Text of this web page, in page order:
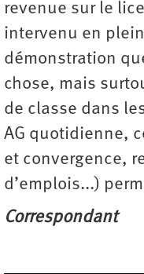
revenue sur le
intervenu en
démonstration
chose, mais
de classe dans
AG quotidienne,
et convergence,
d’emplois...)
Correspondant